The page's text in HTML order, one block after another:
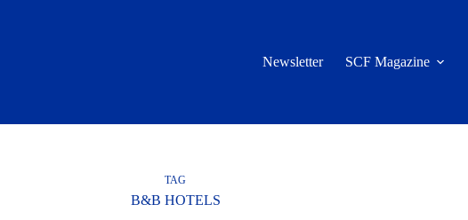
Newsletter SCF Magazine
TAG
B&B HOTELS